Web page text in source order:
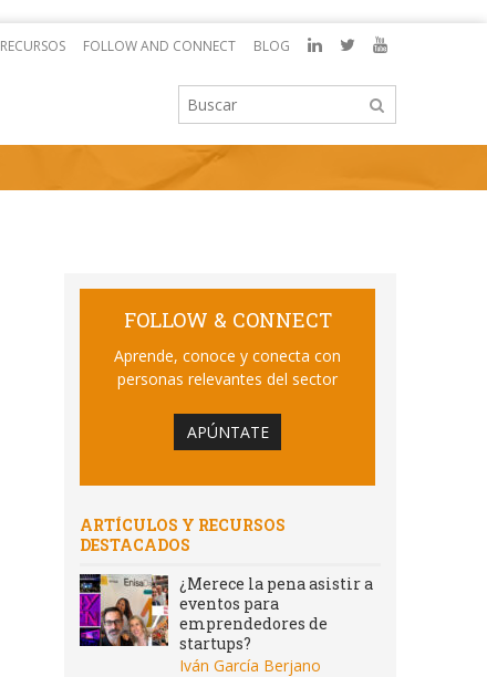
RECURSOS FOLLOW AND CONNECT BLOG
FOLLOW & CONNECT
Aprende, conoce y conecta con
personas relevantes del sector
APÚNTATE
ARTÍCULOS Y RECURSOS
DESTACADOS
¿Merece la pena asistir a
eventos para
emprendedores de
startups?
Iván García Berjano